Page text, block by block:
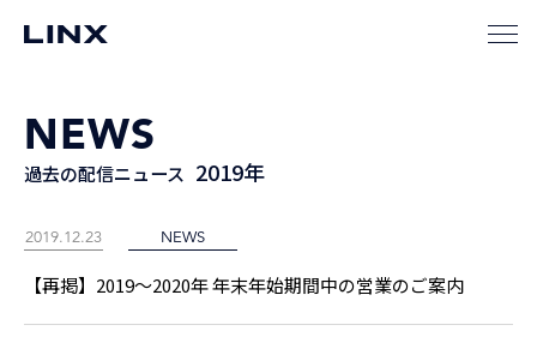
NEWS
過去の配信ニュース 2019年
2019.12.23 NEWS
【再掲】2019～2020年 年末年始期間中の営業のご案内